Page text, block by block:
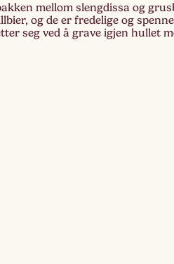
mellom slengdissa og
og de er fredelige og
seg ved å grave igjen hullet